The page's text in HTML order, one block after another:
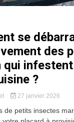
se
des
qui
?
27 janvier 2026
de petits insectes